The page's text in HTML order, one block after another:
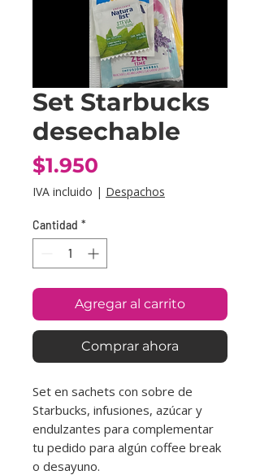
Set Starbucks
desechable
$1.950
IVA incluido | Despachos
Cantidad *
Agregar al carrito
Comprar ahora
Set en sachets con sobre de
Starbucks, infusiones, azúcar y
endulzantes para complementar
tu pedido para algún coffee break
o desayuno.